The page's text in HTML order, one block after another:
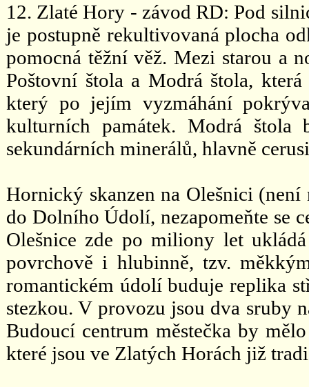
12. Zlaté Hory - závod RD: Pod
je postupně rekultivovaná plocha
pomocná těžní věž. Mezi starou a
Poštovní štola a Modrá štola,
který po jejím vyzmáhání
kulturních památek. Modrá štola
sekundárních minerálů, hlavně
Hornický skanzen na Olešnici
do Dolního Údolí, nezapomeňte se
Olešnice zde po miliony let
povrchově i hlubinně, tzv.
romantickém údolí buduje replika
stezkou. V provozu jsou dva sruby
Budoucí centrum městečka by
které jsou ve Zlatých Horách již